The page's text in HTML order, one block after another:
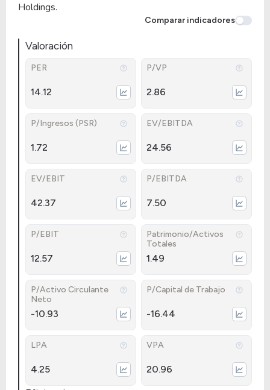
Holdings.
Comparar indicadores
Valoración
PER
14.12
P/VP
2.86
P/Ingresos (PSR)
1.72
EV/EBITDA
24.56
EV/EBIT
42.37
P/EBITDA
7.50
P/EBIT
12.57
Patrimonio/Activos
Totales
1.49
P/Activo Circulante
Neto
-10.93
P/Capital de Trabajo
-16.44
LPA
4.25
VPA
20.96